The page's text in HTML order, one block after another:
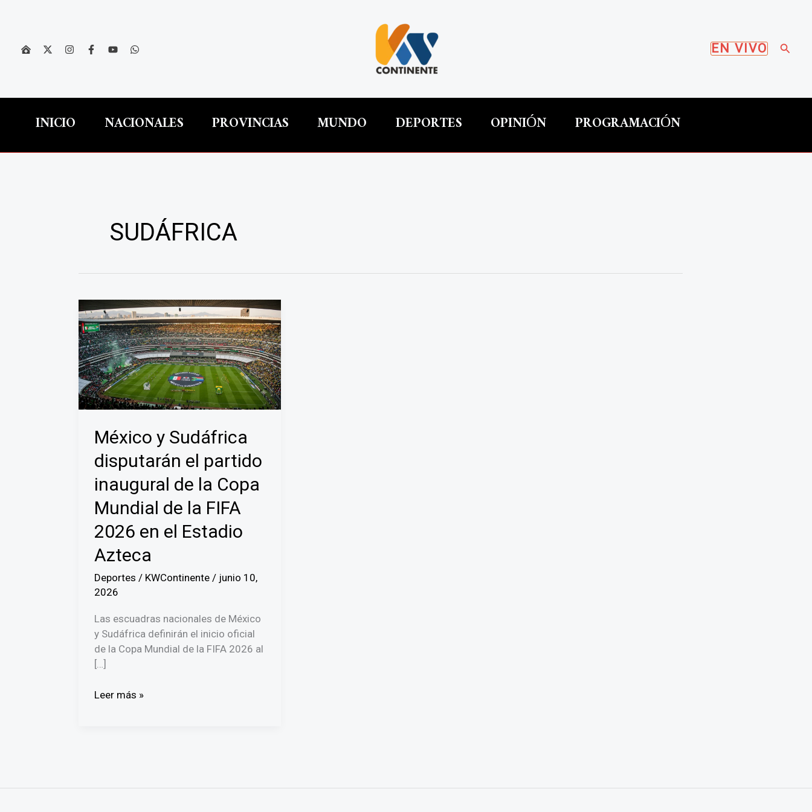
EN VIVO
INICIO NACIONALES PROVINCIAS MUNDO DEPORTES OPINIÓN PROGRAMACIÓN
SUDÁFRICA
México y Sudáfrica
disputarán el partido
inaugural de la Copa
Mundial de la FIFA
2026 en el Estadio
Azteca
Deportes / KWContinente / junio 10,
2026
Las escuadras nacionales de México
y Sudáfrica definirán el inicio oficial
de la Copa Mundial de la FIFA 2026 al
[…]
México
Leer más »